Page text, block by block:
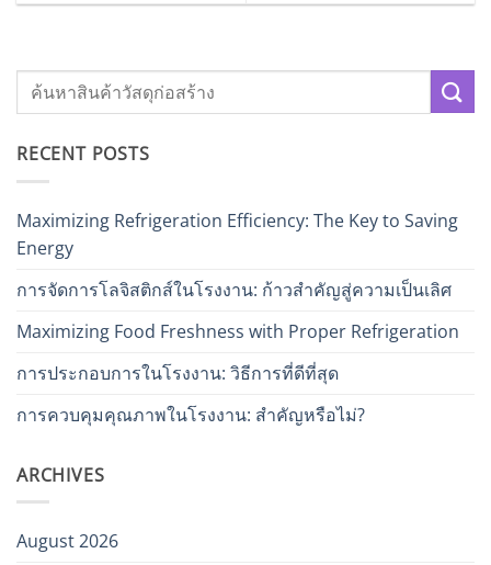
RECENT POSTS
Maximizing Refrigeration Efficiency: The Key to Saving
Energy
การจัดการโลจิสติกส์ในโรงงาน: ก้าวสำคัญสู่ความเป็นเลิศ
Maximizing Food Freshness with Proper Refrigeration
การประกอบการในโรงงาน: วิธีการที่ดีที่สุด
การควบคุมคุณภาพในโรงงาน: สำคัญหรือไม่?
ARCHIVES
August 2026